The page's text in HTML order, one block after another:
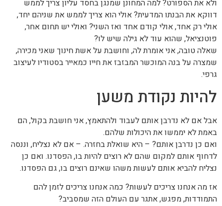
ולא את הספורט? למה המחונן שמנגן בחסד עליון צריך לממש
דווקא את הבנתו המדעית? אולי הוא צריך לממש את שניהם יחד,
אולי רק אחד, אולי קודם אחד ואז השני? ואולי יש תחום אחר,
פוטנציאל, שהוא עוד לא גילה שיש לו?
שאלה טובה, אני אומרת לה, וחושבת על אשת חינוך שאני מכירה,
שמצרה על בנה המוכשר המבזבז את חייו כמאייר בסטודיו לעיצוב
גרפי.
להיות נקודת משען
אבל אם לא נדרבן אותם לעבוד ולהתאמץ, אני חושבת בקול, הם
באמת לא יממשו את היכולות שלהם.
ואם כן נדרבן אותם? – היא שואלת בחזרה. – אם לא נצליח, וננסה
לדחוף אותם למקום שהם לא רוצים להיות בו, הפסדנו. ואם כן
נצליח להביא אותם לעשות משהו שאינם רוצים בו, גם הפסדנו.
אז מה אנחנו צריכים לעשות? כמה אנחנו צריכים לזמן להם
התמודדות, מפגש, אתגר עם העולם הזה שמסביב?